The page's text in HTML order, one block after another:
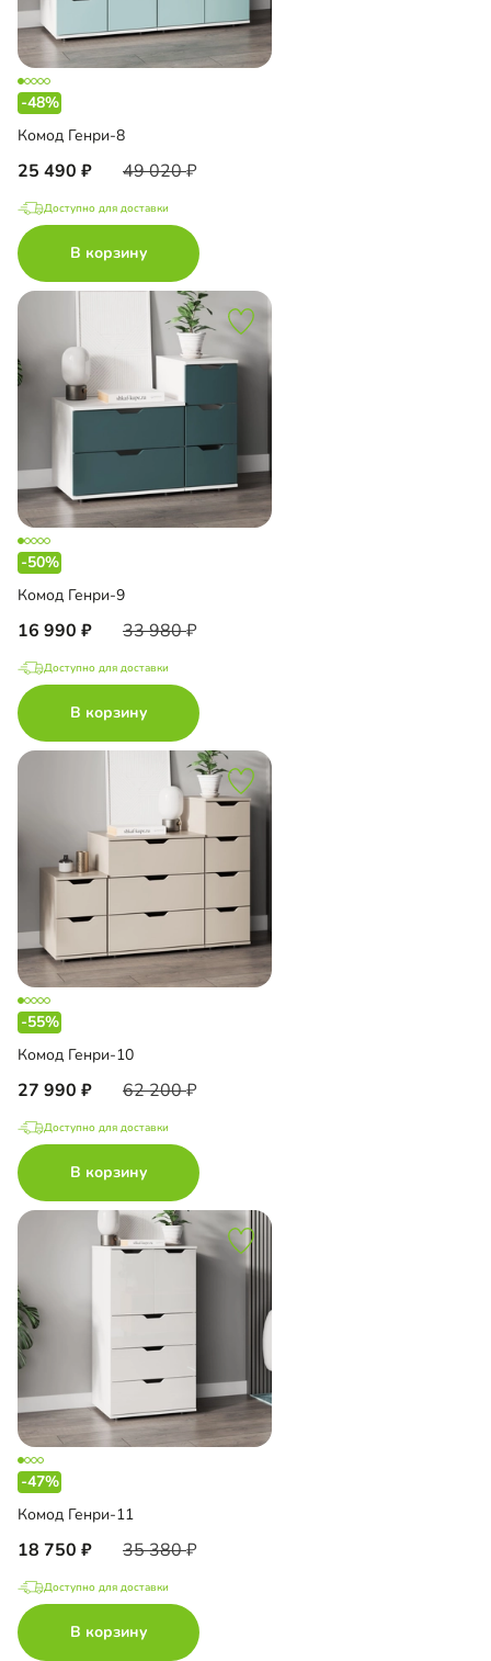
-48%
Комод Генри-8
25 490 49 020
Доступно для доставки
В корзину
-50%
Комод Генри-9
16 990 33 980
Доступно для доставки
В корзину
-55%
Комод Генри-10
27 990 62 200
Доступно для доставки
В корзину
-47%
Комод Генри-11
18 750 35 380
Доступно для доставки
В корзину